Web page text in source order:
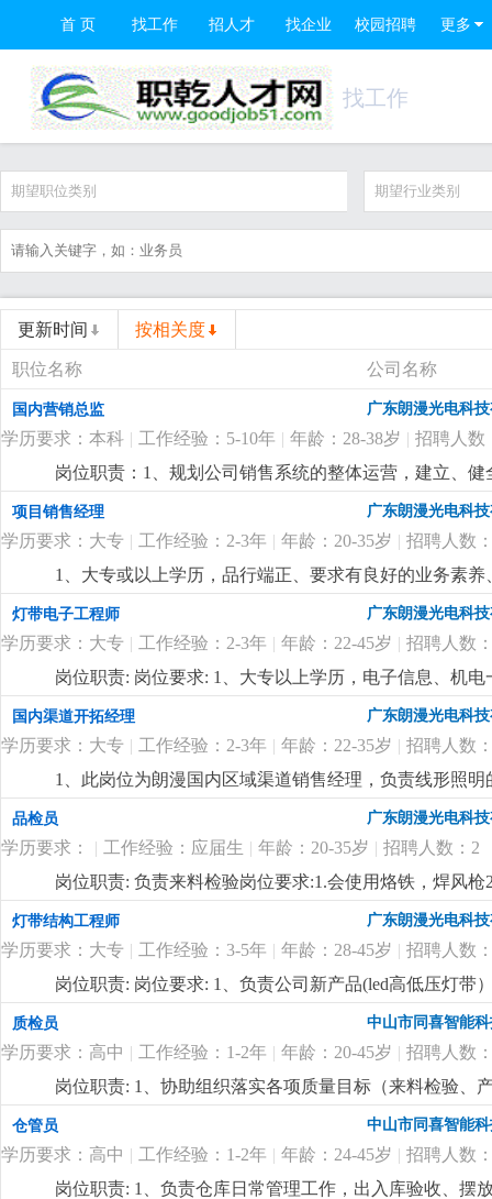
首 页 找工作 招人才 找企业 校园招聘 更多
找工作
期望职位类别 期望行业类别
更新时间 按相关度
职位名称 公司名称
国内营销总监 广东朗漫光电科
学历要求：本科 | 工作经验：5-10年 | 年龄：28-38岁 | 招聘人数
岗位职责：1、规划公司销售系统的整体运营，建立、
与制定公司销售中长期规划，依据公司整体销售目标年
程，完成销售任务；3、负责销售团队管理和建设，对
任职要求：1、本科或以上学历，品行端正、要求有良
关能力，具有一定的市场分析和客户布局等市场营销理
作经验，两年以上同职位管理工作经验，有led线形照
16年的企业，定位高端，应聘者需具备独特的营销理念
迎志同道合的有识之士加入。有梦想，有激情，躺平者
项目销售经理 广东朗漫光电科
学历要求：大专 | 工作经验：2-3年 | 年龄：20-35岁 | 招聘人数
1、大专或以上学历，品行端正、要求有良好的业务素
明行业有做过工程项目销售或渠道拓展一年以上工作经
表达能力，能听从安排适应出差。4、优秀应届毕业生
合的有识之士加入。 更详细
灯带电子工程师 广东朗漫光电科
学历要求：大专 | 工作经验：2-3年 | 年龄：22-45岁 | 招聘人数
岗位职责: 岗位要求: 1、大专以上学历，电子信息、机
先；3、精通开发设计软件protel99se；熟悉线路板原理
的沟通协调能力，能承受一定的工作压力。更详细...
国内渠道开拓经理 广东朗漫光电科
学历要求：大专 | 工作经验：2-3年 | 年龄：22-35岁 | 招聘人数
1、此岗位为朗漫国内区域渠道销售经理，负责线形照
灯带、商业照明等相关行业销售经验的优先录用，在其
3、有很强的业务能力和主动性，抗压能力强，对工作
迎志同道合的有识之士加入。更详细...
品检员 广东朗漫光电科
学历要求： | 工作经验：应届生 | 年龄：20-35岁 | 招聘人数：2
岗位职责: 负责来料检验岗位要求:1.会使用烙铁，焊风
灯带结构工程师 广东朗漫光电科
学历要求：大专 | 工作经验：3-5年 | 年龄：28-45岁 | 招聘人数
岗位职责: 岗位要求: 1、负责公司新产品(led高低压灯
产工艺（焊接、注塑成型）问题；3、负责技术资料的
以上led灯带产品研发工作经验，对led灯带产品有丰富
悉线路板原理，灯带内部结构、安装出线结构方式及相
力，能承受较大的工作压力；6、有在led高低压灯带或
坚持长期主义的企业，欢迎志同道合的有识之士加入更
质检员 中山市同喜智能
学历要求：高中 | 工作经验：1-2年 | 年龄：20-45岁 | 招聘人数
岗位职责: 1、协助组织落实各项质量目标（来料检验、
2、现场巡检预防质量事故的发生，解决现场的质量问
障分析并进行跟踪处理；4、协助公司相关部门制订公
2、熟练使用办公软件；3、工作认真负责，良好的沟通
仓管员 中山市同喜智能
学历要求：高中 | 工作经验：1-2年 | 年龄：24-45岁 | 招聘人数
岗位职责: 1、负责仓库日常管理工作，出入库验收、摆